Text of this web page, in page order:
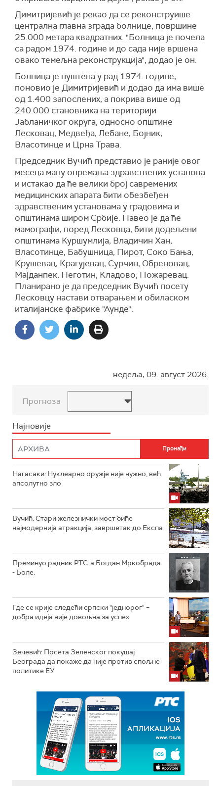
Вучић је најавио да ће доћи у Лесковац 19.
новембра пошто ће се последњи меч у
квалификацијама за Европско првенство који
фудбалска репрезентација Србије игра са
Бугарском бити на новом стадиону у
Лесковцу.
"Прво ћемо отворити стадион у Зајечару и
долазимо сви овде да гледамо утакмицу",
додао је Вучић.
Димитријевић је рекао да се реконструише
централна главна зграда болнице, површине
25.000 метара квадратних. "Болница је почела
са радом 1974. године и до сада није вршена
овако темељна реконструкција", додао је он.
Болница је пуштена у рад 1974. године,
поновио је Димитријевић и додао да има више
од 1.400 запослених, а покрива више од
240.000 становника на територији
Јабланичког округа, односно општине
Лесковац, Медвеђа, Лебане, Бојник,
Власотинце и Црна Трава.
Председник Вучић представио је раније овог
месеца мапу опремања здравствених установа
и истакао да ће велики број савремених
медицинских апарата бити обезбеђен
здравственим установама у градовима и
општинама широм Србије. Навео је да ће
мамографи, поред Лесковца, бити додељени
општинама Куршумлија, Владичин Хан,
Власотинце, Бабушница, Пирот, Соко Бања,
Крушевац, Крагујевац, Сурчин, Обреновац,
Мајданпек, Неготин, Кладово, Пожаревац.
Планирано је да председник Вучић посету
Лесковцу настави отварањем и обиласком
италијанске фабрике "Аунде".
недеља, 09. август 2026.
Прогноза
Најновије
Нагасаки: Нуклеарно оружје није нужно, већ
апсолутно зло
Вучић: Стари железнички мост биће
најмодернија атракција, завршетак до Експа
Преминуо радник РТС-а Богдан Мркобрада
- Боле.
Где се крије следећи српски "једнорог" –
добра идеја није довољна за успех
Зечевић: Посета Зеленског покушај
Београда да покаже да није против спољне
политике ЕУ